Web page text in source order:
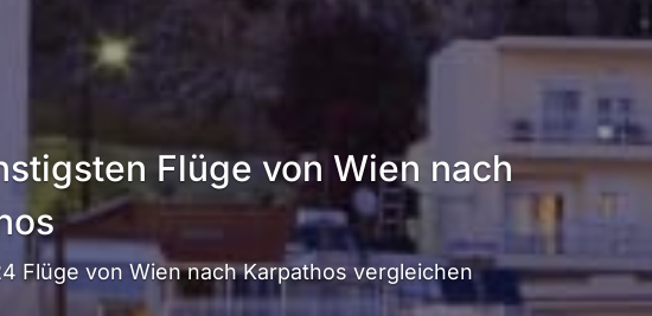
Flüge von Wien nach
Flüge von Wien nach Karpathos vergleichen